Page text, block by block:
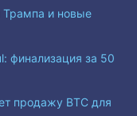
Трампа и новые
финализация за 50
продажу BTC для